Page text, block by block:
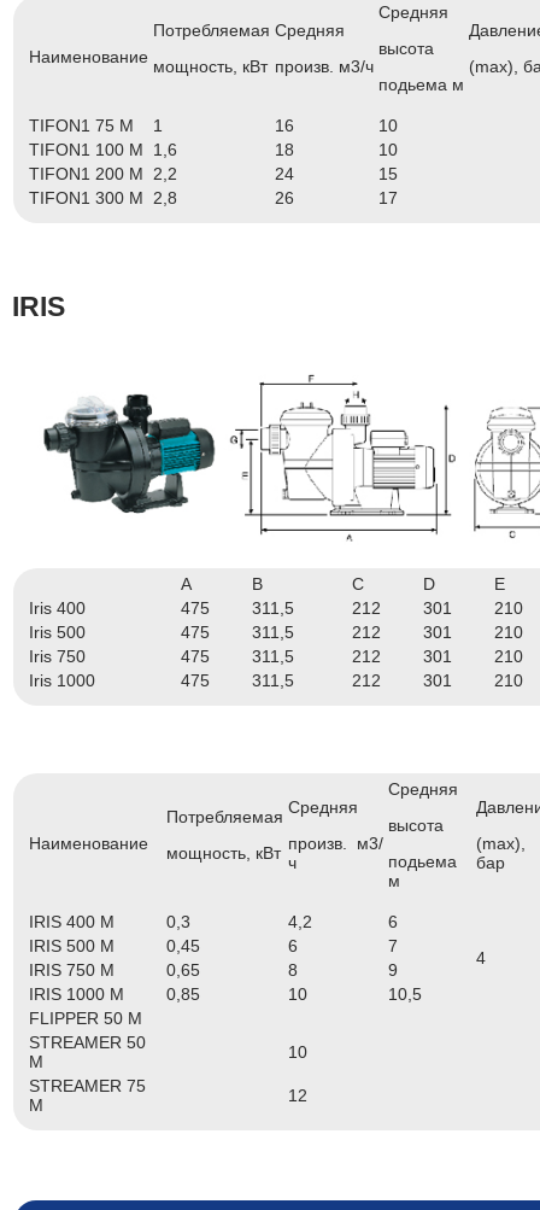
Наименование
Потребляемая
мощность, кВт
Средняя
произв. м3/ч
Средняя
высота
подьема м
(max),
TIFON1 75 M 1 16
10
TIFON1 100 M
1,6 18
10
TIFON1 200 M 2,2 24
15
TIFON1 300 M 2,8 26 17
IRIS
A B C D
E
Iris 400
475 311,5 212 301
210
Iris 500
475 311,5 212 301
210
Iris 750
475 311,5 212 301
210
Iris 1000
475 311,5 212 301 210
Наименование
Потребляемая
мощность, кВт
Средняя
произв. м3/
ч
Средняя
высота
подьема
м
(max),
бар
IRIS 400 M 0,3 4,2
6
4
IRIS 500 M 0,45 6
7
IRIS 750 M
0,65 8
9
IRIS 1000 M
0,85 10
10,5
FLIPPER 50 M
STREAMER 50
M
10
STREAMER 75
M
12